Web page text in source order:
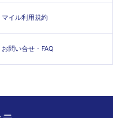
マイル利用規約
お問い合せ・FAQ